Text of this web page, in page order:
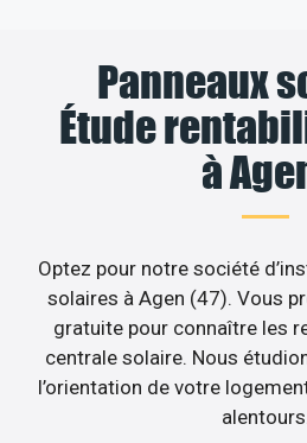
Panneaux
Étude
à
Optez pour notre société
solaires à Agen (47). Vous
gratuite pour connaître les
centrale solaire. Nous
l’orientation de votre
alentours.